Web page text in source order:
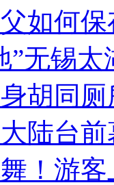
如何
”无锡
胡同
陆台
！游客